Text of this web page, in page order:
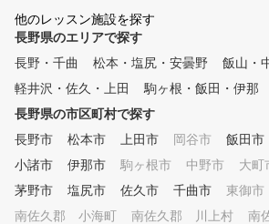
他のレッスン施設を探す
長野県のエリアで探す
長野・千曲
松本・塩尻・安曇野
飯山・
軽井沢・佐久・上田
駒ヶ根・飯田・伊那
長野県の市区町村で探す
長野市
松本市 上田市 岡谷市 飯田市
小諸市
伊那市 駒ヶ根市 中野市 大町
茅野市
塩尻市 佐久市 千曲市 東御市
南佐久郡 小海町
南佐久郡 川上村
南